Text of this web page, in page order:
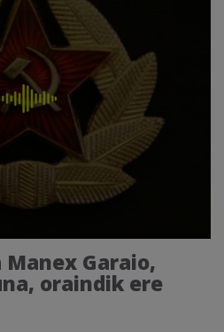
Manex Garaio,
oraindik ere